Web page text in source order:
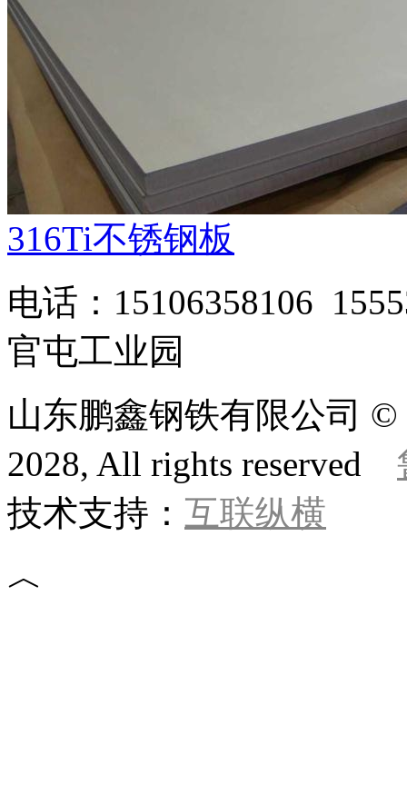
316Ti不锈钢板
电话：15106358106
官屯工业园
山东鹏鑫钢铁有限公司
2028, All rights reserved
技术支持： 互联纵横
︿